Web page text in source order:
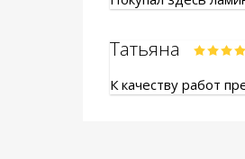
Татьяна
К качеству работ